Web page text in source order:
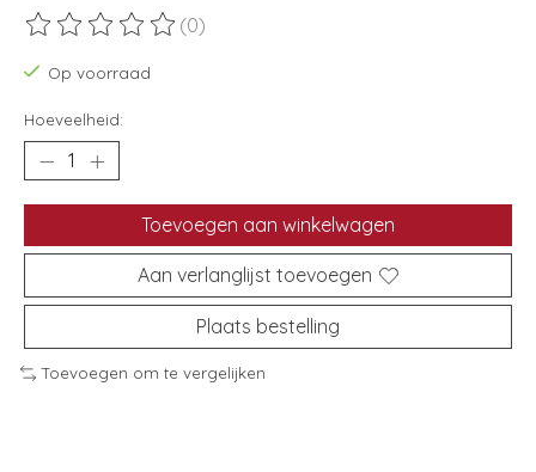
De beoordeling van dit product is
(0)
Op voorraad
Hoeveelheid:
Toevoegen aan winkelwagen
Aan verlanglijst toevoegen
Plaats bestelling
Toevoegen om te vergelijken